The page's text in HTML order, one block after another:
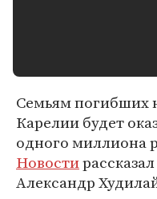
Семьям погибших
Карелии будет
одного миллиона
Новости
Александр